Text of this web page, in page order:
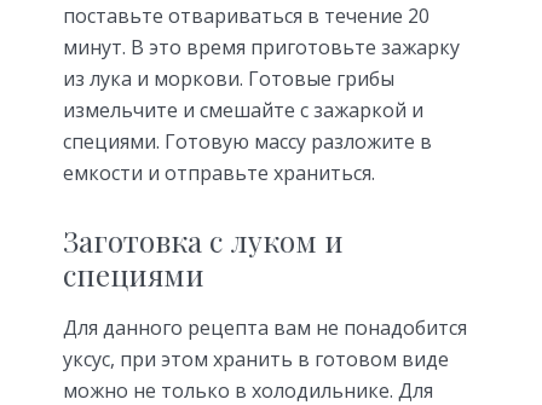
поставьте отвариваться в течение 20
минут. В это время приготовьте зажарку
из лука и моркови. Готовые грибы
измельчите и смешайте с зажаркой и
специями. Готовую массу разложите в
емкости и отправьте храниться.
Заготовка с луком и
специями
Для данного рецепта вам не понадобится
уксус, при этом хранить в готовом виде
можно не только в холодильнике. Для